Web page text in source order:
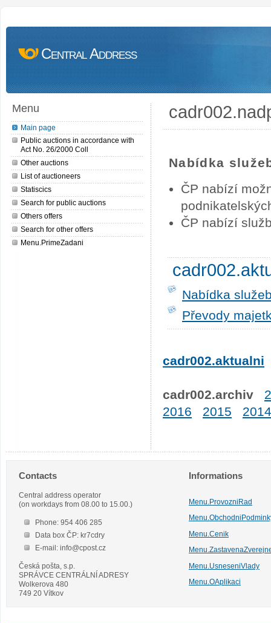
Central Address
Menu
Main page
Public auctions in accordance with
Act No. 26/2000 Coll
Other auctions
List of auctioneers
Statiscics
Search for public auctions
Others offers
Search for other offers
Menu.PrimeZadani
Nabídka
ČP nabízí
ČP nabízí
Nabídka
Převody
cadr002.aktualni
cadr002.archiv
2016
2015 2014
Contacts
Central address operator
(on workdays from 08.00 to 15.00.)
Phone: 954 406 285
Data box ČP: kr7cdry
E-mail: info@cpost.cz
Česká pošta, s.p.
SPRÁVCE CENTRÁLNÍ ADRESY
Wolkerova 480
749 20 Vítkov
Informations
Menu.ProvozniRad
Menu.Cenik
Menu.UsneseniVlady
Menu.OAplikaci